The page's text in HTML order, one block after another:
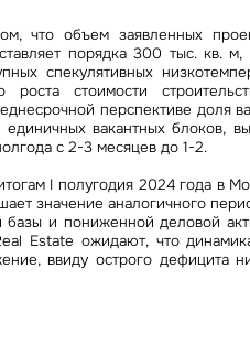
что объем заявленных
порядка 300 тыс. кв. м,
спекулятивных
стоимости
перспективе доля
единичных вакантных блоков,
с 2-3 месяцев до 1-2.
I полугодия 2024 года в
значение аналогичного
базы и пониженной деловой
Estate ожидают, что
ввиду острого дефицита
вопрос
подборку подходящих